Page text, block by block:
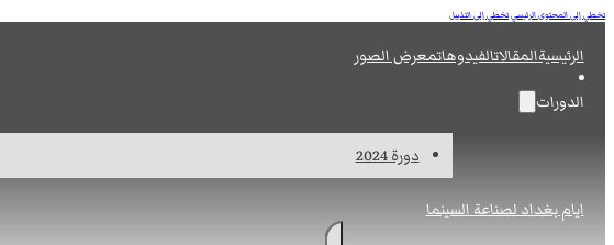
تخطي إلى المحتوى الرئيسيتخطي إلى التذييل
الرئيسيةالمقالاتالفيدوهاتمعرض الصور
الدورات
دورة 2024
ايام بغداد لصناعة السينما